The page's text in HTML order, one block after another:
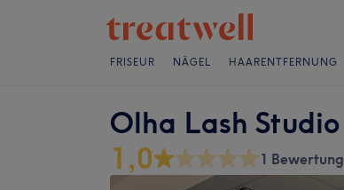
FRISEUR NÄGEL HAARENTFERNUNG
Olha Lash Studio
1,0 1 Bewertung